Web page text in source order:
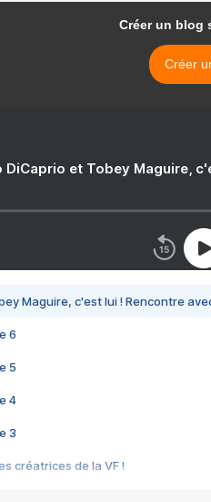
Créer un blog
Créer
DiCaprio et Tobey Maguire,
Maguire, c'est lui ! Rencontre
6
5
4
3
créatrices de la VF !